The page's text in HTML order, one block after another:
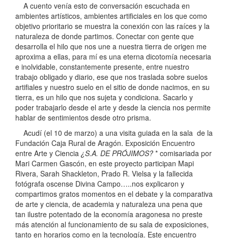
A cuento venía esto de conversación escuchada en
ambientes artísticos, ambientes artificiales en los que como
objetivo prioritario se muestra la conexión con las raíces y la
naturaleza de donde partimos. Conectar con gente que
desarrolla el hilo que nos une a nuestra tierra de origen me
aproxima a ellas, para mí es una eterna dicotomía necesaria
e inolvidable, constantemente presente, entre nuestro
trabajo obligado y diario, ese que nos traslada sobre suelos
artifiales y nuestro suelo en el sitio de donde nacimos, en su
tierra, es un hilo que nos sujeta y condiciona. Sacarlo y
poder trabajarlo desde el arte y desde la ciencia nos permite
hablar de sentimientos desde otro prisma.
Acudí (el 10 de marzo) a una visita guiada en la sala de la
Fundación Caja Rural de Aragón. Exposición Encuentro
entre Arte y Ciencia ¿S.A. DE PRÓJIMOS? * comisariada por
Mari Carmen Gascón, en este proyecto participan Mapi
Rivera, Sarah Shackleton, Prado R. Vielsa y la fallecida
fotógrafa oscense Divina Campo…..nos explicaron y
compartimos gratos momentos en el debate y la comparativa
de arte y ciencia, de academia y naturaleza una pena que
tan ilustre potentado de la economía aragonesa no preste
más atención al funcionamiento de su sala de exposiciones,
tanto en horarios como en la tecnología. Este encuentro